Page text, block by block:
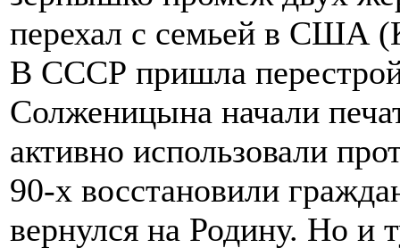
перехал с семьей в США
В СССР пришла
Солженицына начали
активно использовали
90-х восстановили
вернулся на Родину. Но и